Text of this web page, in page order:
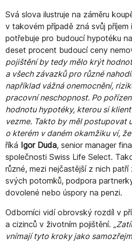
Svá slova ilustruje na záměru
v takovém případě zná svůj
potřebuje pro budoucí hypotéku
deset procent budoucí ceny
pojištění by tedy mělo krýt
a všech závazků pro různé
například vážná onemocnění,
pracovní neschopnost. Po
hodnotu hypotéky, kterou si
vezme. Takto by měl postupovat
o kterém v daném okamžiku ví,
říká Igor Duda, senior manager
společnosti Swiss Life Select.
různé, mezi nejčastější z nich
svých potomků, podpora
dovolené nebo úspory na penzi.
Odborníci vidí obrovský rozdíl v
a cizinců v životním pojištění.
vnímají tyto kroky jako